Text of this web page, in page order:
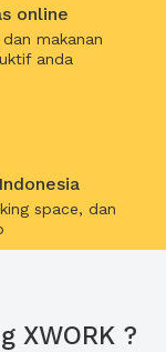
online
makanan
anda
space, dan
XWORK ?